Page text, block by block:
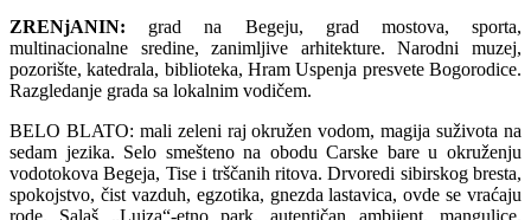
ZRENjANIN: grad na Begeju, grad mostova, sporta,
multinacionalne sredine, zanimljive arhitekture. Narodni muzej,
pozorište, katedrala, biblioteka, Hram Uspenja presvete Bogorodice.
Razgledanje grada sa lokalnim vodičem.
BELO BLATO: mali zeleni raj okružen vodom, magija suživota na
sedam jezika. Selo smešteno na obodu Carske bare u okruženju
vodotokova Begeja, Tise i trščanih ritova. Drvoredi sibirskog bresta,
spokojstvo, čist vazduh, egzotika, gnezda lastavica, ovde se vraćaju
rode. Salaš „Lujza“-etno park, autentičan ambijent, mangulice,